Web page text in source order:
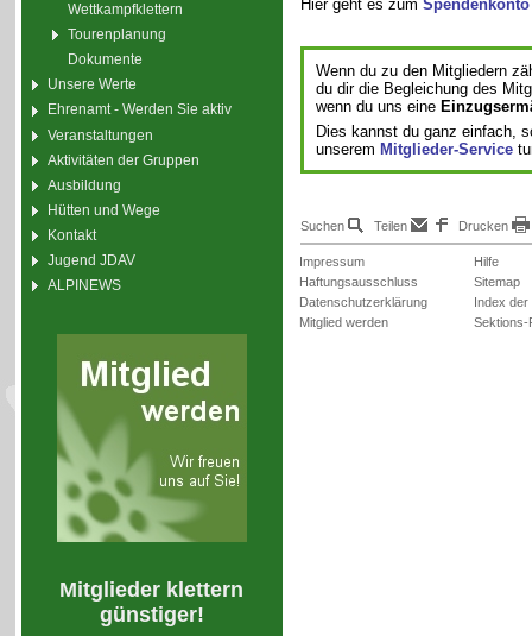
Wettkampfklettern
Tourenplanung
Dokumente
Unsere Werte
Ehrenamt - Werden Sie aktiv
Veranstaltungen
Aktivitäten der Gruppen
Ausbildung
Hütten und Wege
Kontakt
Jugend JDAV
ALPINEWS
Mitglieder klettern
günstiger!
Hier geht es zum Spendenkonto
Wenn du zu den Mitgliedern
du dir die Begleichung des
wenn du uns eine
Dies kannst du ganz einfach,
unserem Mitglieder-Service
Suchen Teilen Drucken
Impressum
Haftungsausschluss
Datenschutzerklärung
Mitglied werden
Hilfe
Sitemap
Index der
Sektions-